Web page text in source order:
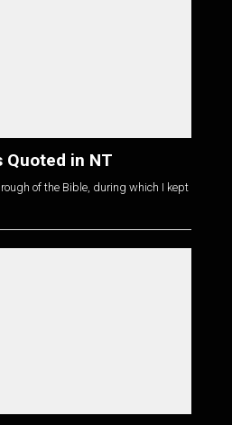
Quoted in NT
of the Bible, during which I kept